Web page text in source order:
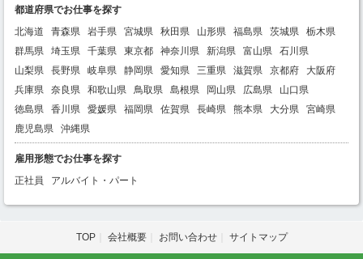
都道府県でお仕事を探す
北海道
青森県 岩手県 宮城県 秋田県 山形県 福島県 茨城県
栃木県
群馬県
埼玉県 千葉県 東京都 神奈川県 新潟県 富山県
石川県
山梨県
長野県 岐阜県 静岡県 愛知県 三重県 滋賀県 京都府
大阪府
兵庫県
奈良県 和歌山県 鳥取県 島根県 岡山県 広島県
山口県
徳島県
香川県 愛媛県 福岡県 佐賀県 長崎県 熊本県 大分県
宮崎県
鹿児島県
沖縄県
雇用形態でお仕事を探す
正社員
アルバイト・パート
TOP 会社概要 お問い合わせ サイトマップ